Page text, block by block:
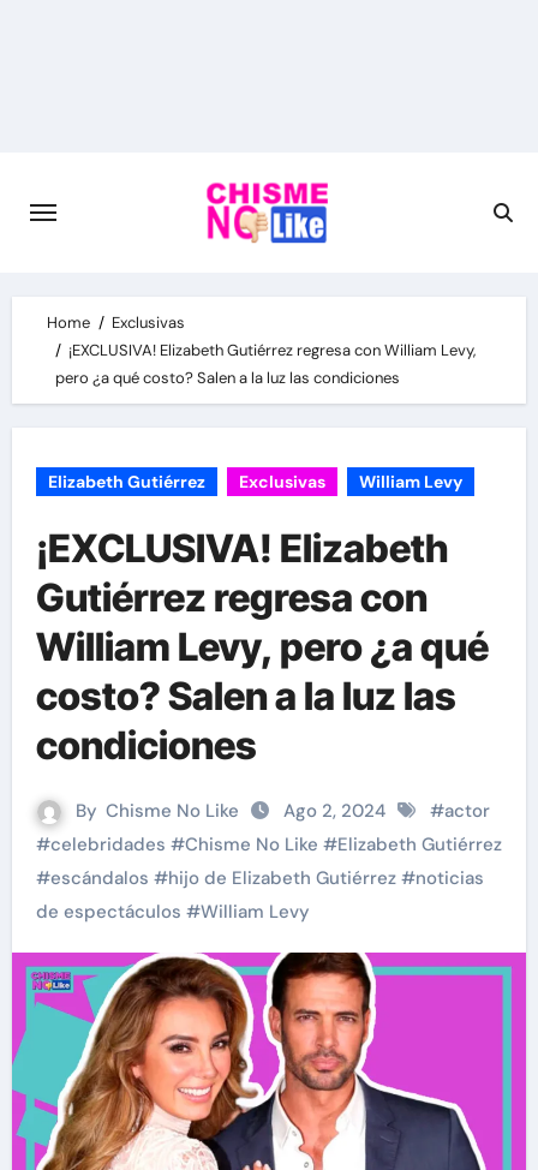
Home
Exclusivas
¡EXCLUSIVA! Elizabeth Gutiérrez regresa con William Levy,
pero ¿a qué costo? Salen a la luz las condiciones
Elizabeth Gutiérrez Exclusivas William Levy
¡EXCLUSIVA! Elizabeth
Gutiérrez regresa con
William Levy, pero ¿a qué
costo? Salen a la luz las
condiciones
By Chisme No Like Ago 2, 2024 #actor
#celebridades #Chisme No Like #Elizabeth Gutiérrez
#escándalos #hijo de Elizabeth Gutiérrez#noticias
de espectáculos #William Levy